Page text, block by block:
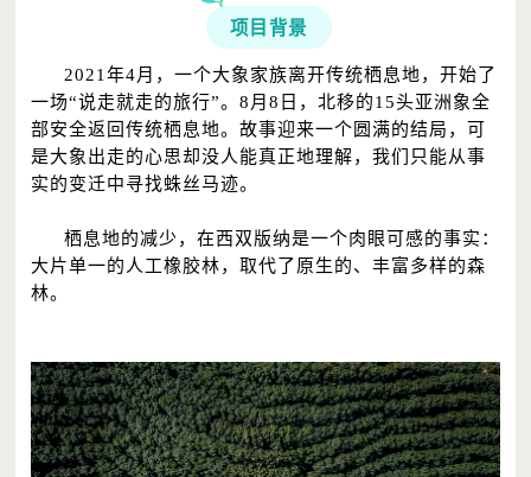
项目背景
2021年4月，一个大象家族离开传统栖息地，开始了
一场“说走就走的旅行”。8月8日，北移的15头亚洲象全
部安全返回传统栖息地。故事迎来一个圆满的结局，可
是大象出走的心思却没人能真正地理解，我们只能从事
实的变迁中寻找蛛丝马迹。
栖息地的减少，在西双版纳是一个肉眼可感的事实：
大片单一的人工橡胶林，取代了原生的、丰富多样的森
林。